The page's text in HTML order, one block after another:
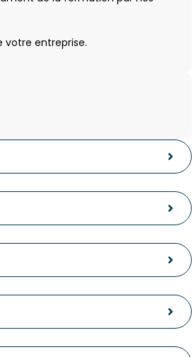
votre entreprise.